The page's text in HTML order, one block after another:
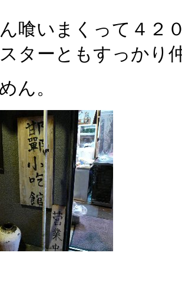
喰いまくって４２
ターともすっかり
ん。